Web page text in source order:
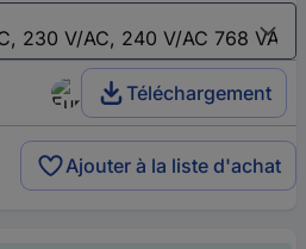
Téléchargement
Ajouter à la liste d'achat